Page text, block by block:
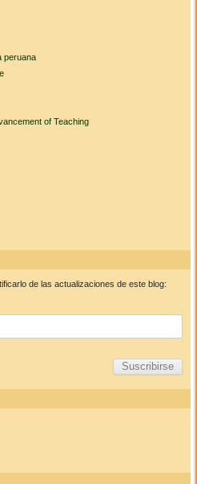
peruana
of Teaching
de las actualizaciones de este blog: